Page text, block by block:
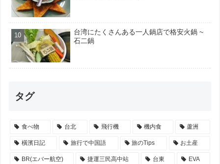
台湾にたくさんある一人鍋店で格安火鍋 ~
石二鍋
タグ
食べ物 台北 飛行機 機内食 蘆洲
橫濱日記 旅行で中国語 旅のTips お土産
BR(エバー航空) 捷運三民高中站 台東 EVA